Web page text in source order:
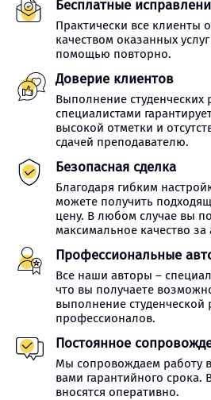
Бесплатные
Практически все клиенты
качеством оказанных
помощью повторно.
Доверие клиентов
Выполнение
специалистами
высокой отметки и
сдачей преподавателю.
Безопасная сделка
Благодаря гибким
можете получить
цену. В любом случае вы
максимальное качество за
Профессиональные
Все наши авторы –
что вы получаете
выполнение студенческой
профессионалов.
Постоянное
Мы сопровождаем работу
вами гарантийного срока.
вносятся оперативно.